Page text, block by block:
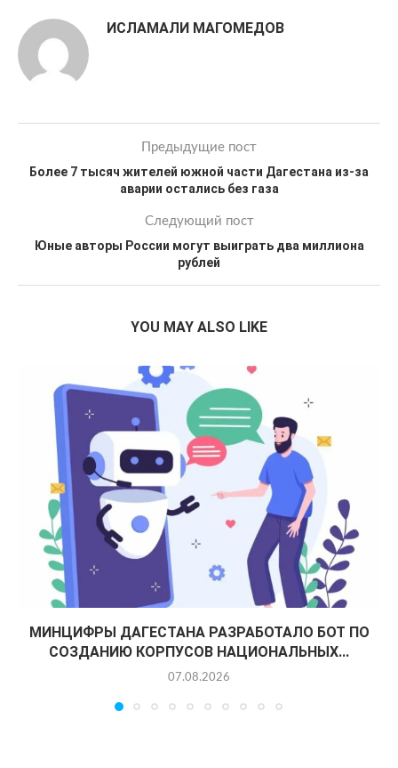
ИСЛАМАЛИ МАГОМЕДОВ
Предыдущие пост
Более 7 тысяч жителей южной части Дагестана из-за
аварии остались без газа
Следующий пост
Юные авторы России могут выиграть два миллиона
рублей
YOU MAY ALSO LIKE
МИНЦИФРЫ ДАГЕСТАНА РАЗРАБОТАЛО БОТ ПО
СОЗДАНИЮ КОРПУСОВ НАЦИОНАЛЬНЫХ...
07.08.2026